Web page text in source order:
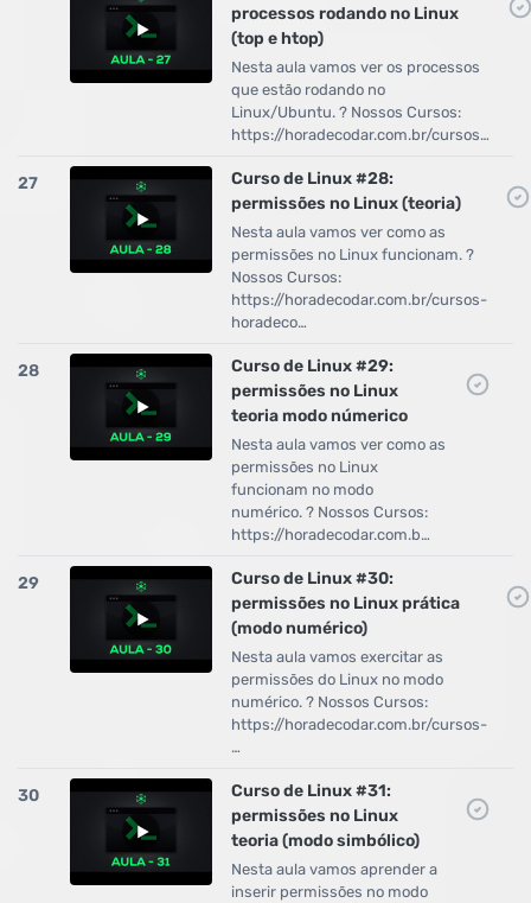
processos rodando no Linux
(top e htop)
Nesta aula vamos ver os processos
que estão rodando no
Linux/Ubuntu. ? Nossos Cursos:
https://horadecodar.com.br/cursos…
27
Curso de Linux #28:
permissões no Linux (teoria)
Nesta aula vamos ver como as
permissões no Linux funcionam. ?
Nossos Cursos:
https://horadecodar.com.br/cursos-
horadeco…
28
Curso de Linux #29:
permissões no Linux
teoria modo númerico
Nesta aula vamos ver como as
permissões no Linux
funcionam no modo
numérico. ? Nossos Cursos:
https://horadecodar.com.b…
29
Curso de Linux #30:
permissões no Linux prática
(modo numérico)
Nesta aula vamos exercitar as
permissões do Linux no modo
numérico. ? Nossos Cursos:
https://horadecodar.com.br/cursos-
…
30
Curso de Linux #31:
permissões no Linux
teoria (modo simbólico)
Nesta aula vamos aprender a
inserir permissões no modo